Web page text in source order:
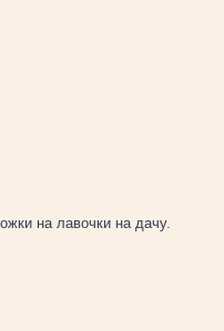
на лавочки на дачу.